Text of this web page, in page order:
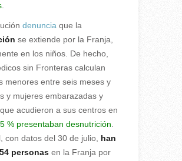
.
denuncia que la
se extiende por la Franja,
en los niños. De hecho,
sin Fronteras calculan
menores entre seis meses y
y mujeres embarazadas y
acudieron a sus centros en
% presentaban desnutrición
con datos del 30 de julio, han
personasen la Franja por